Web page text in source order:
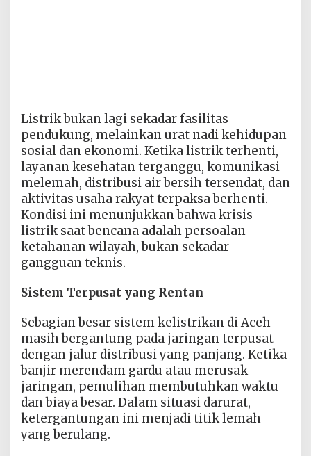
Listrik bukan lagi sekadar fasilitas
pendukung, melainkan urat nadi kehidupan
sosial dan ekonomi. Ketika listrik terhenti,
layanan kesehatan terganggu, komunikasi
melemah, distribusi air bersih tersendat, dan
aktivitas usaha rakyat terpaksa berhenti.
Kondisi ini menunjukkan bahwa krisis
listrik saat bencana adalah persoalan
ketahanan wilayah, bukan sekadar
gangguan teknis.
Sistem Terpusat yang Rentan
Sebagian besar sistem kelistrikan di Aceh
masih bergantung pada jaringan terpusat
dengan jalur distribusi yang panjang. Ketika
banjir merendam gardu atau merusak
jaringan, pemulihan membutuhkan waktu
dan biaya besar. Dalam situasi darurat,
ketergantungan ini menjadi titik lemah
yang berulang.